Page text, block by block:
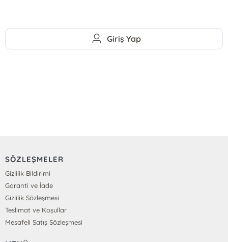
Giriş Yap
SÖZLEŞMELER
Gizlilik Bildirimi
Garanti ve İade
Gizlilik Sözleşmesi
Teslimat ve Koşullar
Mesafeli Satış Sözleşmesi